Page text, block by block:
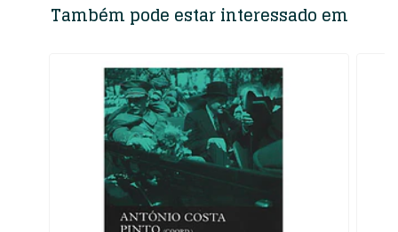
Também pode estar interessado em